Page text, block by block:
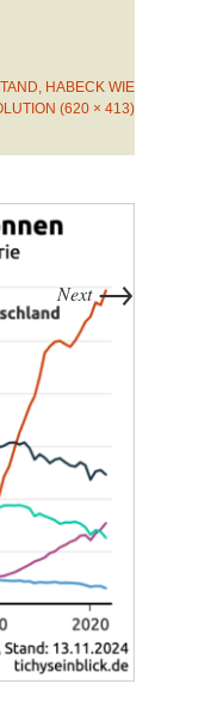
HABECK WIE
(620 × 413)
Next→